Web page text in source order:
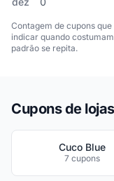
Contagem de cupons
indicar quando
padrão se repita.
Cupons de
Cuco Blue
7 cupons